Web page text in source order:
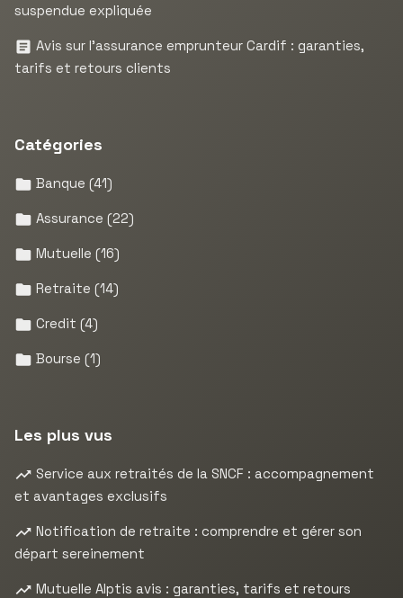
suspendue expliquée
Avis sur l’assurance emprunteur Cardif : garanties,
tarifs et retours clients
Catégories
Banque (41)
Assurance (22)
Mutuelle (16)
Retraite (14)
Credit (4)
Bourse (1)
Les plus vus
Service aux retraités de la SNCF : accompagnement
et avantages exclusifs
Notification de retraite : comprendre et gérer son
départ sereinement
Mutuelle Alptis avis : garanties, tarifs et retours